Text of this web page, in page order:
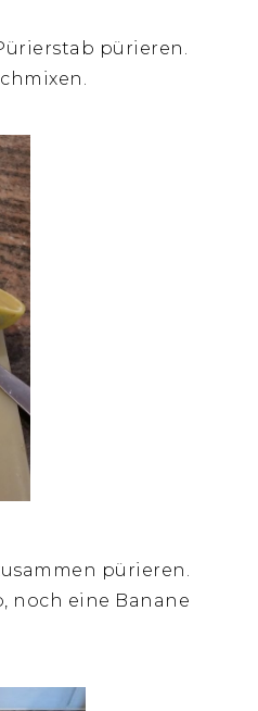
pürieren.
pürieren.
noch eine Banane